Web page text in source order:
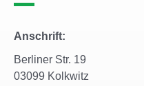
Anschrift:
Berliner Str. 19
03099 Kolkwitz